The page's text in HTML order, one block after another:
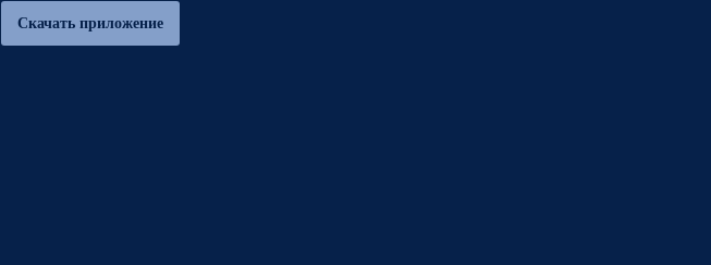
Скачать приложение